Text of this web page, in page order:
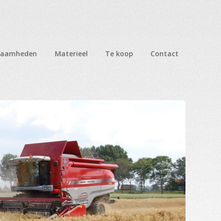
Materieel Te koop Contact